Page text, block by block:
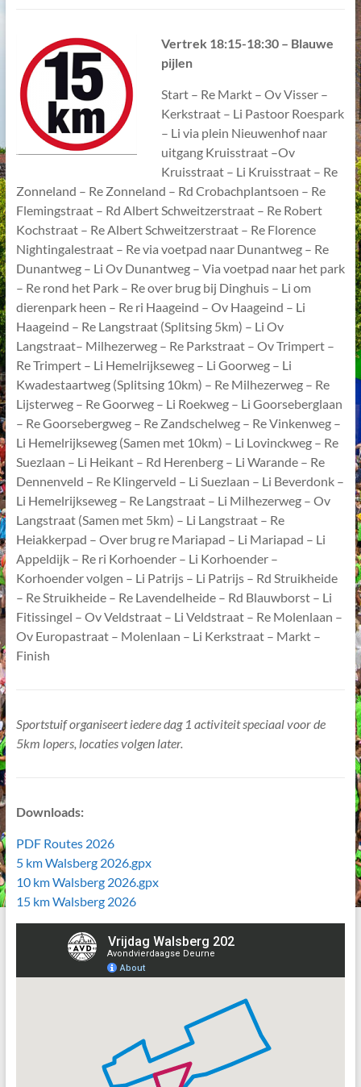
Vertrek 18:15-18:30 – Blauwe
pijlen
Start – Re Markt – Ov Visser –
Kerkstraat – Li Pastoor Roespark
– Li via plein Nieuwenhof naar
uitgang Kruisstraat –Ov
Kruisstraat – Li Kruisstraat – Re
Zonneland – Re Zonneland – Rd Crobachplantsoen – Re
Flemingstraat – Rd Albert Schweitzerstraat – Re Robert
Kochstraat – Re Albert Schweitzerstraat – Re Florence
Nightingalestraat – Re via voetpad naar Dunantweg – Re
Dunantweg – Li Ov Dunantweg – Via voetpad naar het park
– Re rond het Park – Re over brug bij Dinghuis – Li om
dierenpark heen – Re ri Haageind – Ov Haageind – Li
Haageind – Re Langstraat (Splitsing 5km) – Li Ov
Langstraat– Milhezerweg – Re Parkstraat – Ov Trimpert –
Re Trimpert – Li Hemelrijkseweg – Li Goorweg – Li
Kwadestaartweg (Splitsing 10km) – Re Milhezerweg – Re
Lijsterweg – Re Goorweg – Li Roekweg – Li Goorseberglaan
– Re Goorsebergweg – Re Zandschelweg – Re Vinkenweg –
Li Hemelrijkseweg (Samen met 10km) – Li Lovinckweg – Re
Suezlaan – Li Heikant – Rd Herenberg – Li Warande – Re
Dennenveld – Re Klingerveld – Li Suezlaan – Li Beverdonk –
Li Hemelrijkseweg – Re Langstraat – Li Milhezerweg – Ov
Langstraat (Samen met 5km) – Li Langstraat – Re
Heiakkerpad – Over brug re Mariapad – Li Mariapad – Li
Appeldijk – Re ri Korhoender – Li Korhoender –
Korhoender volgen – Li Patrijs – Li Patrijs – Rd Struikheide
– Re Struikheide – Re Lavendelheide – Rd Blauwborst – Li
Fitissingel – Ov Veldstraat – Li Veldstraat – Re Molenlaan –
Ov Europastraat – Molenlaan – Li Kerkstraat – Markt –
Finish
Sportstuif organiseert iedere dag 1 activiteit speciaal voor de
5km lopers, locaties volgen later.
Downloads:
PDF Routes 2026
5 km Walsberg 2026.gpx
10 km Walsberg 2026.gpx
15 km Walsberg 2026